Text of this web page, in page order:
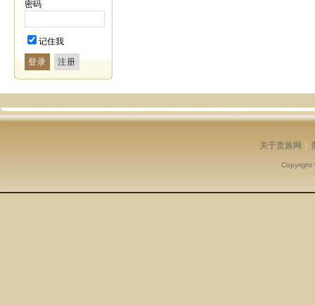
密码
记住我
登录
关于贵族网